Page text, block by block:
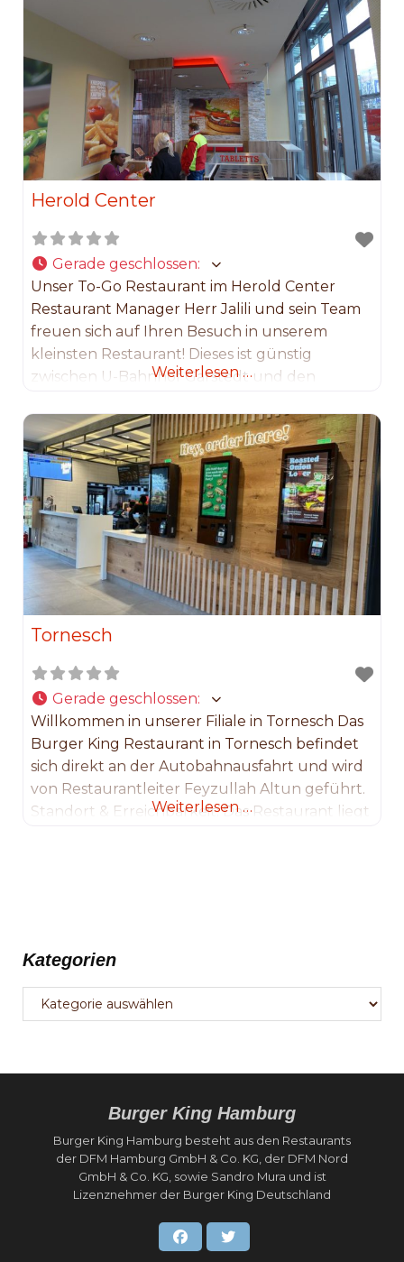
Herold Center
Gerade geschlossen:
Unser To-Go Restaurant im Herold Center
Restaurant Manager Herr Jalili und sein Team
freuen sich auf Ihren Besuch in unserem
kleinsten Restaurant! Dieses ist günstig
zwischen U-Bahnhof Garstedt und den
hervorragend für den schnellen Hamburger,
während ihr auf dem Bus wartet.
Weiterlesen …
Tornesch
Gerade geschlossen:
Willkommen in unserer Filiale in Tornesch Das
Burger King Restaurant in Tornesch befindet
sich direkt an der Autobahnausfahrt und wird
von Restaurantleiter Feyzullah Altun geführt.
Standort & Erreichbarkeit: Das Restaurant liegt
Weiterlesen …
Kategorien
Kategorien
Burger King Hamburg
Burger King Hamburg besteht aus den Restaurants
der DFM Hamburg GmbH & Co. KG, der DFM Nord
GmbH & Co. KG, sowie Sandro Mura und ist
Lizenznehmer der Burger King Deutschland
FacebookTwitter